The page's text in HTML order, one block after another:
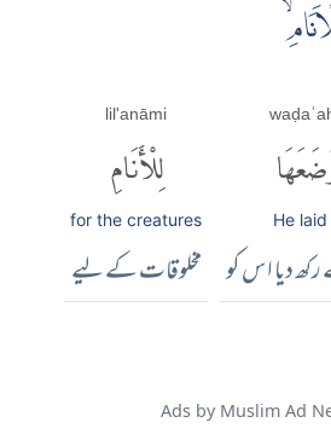
He
دیا اس کو
lil'anāmi
لِلْأَنَامِ
for the creatures
مخلوقات کے لیے
Ads by Muslim Ad